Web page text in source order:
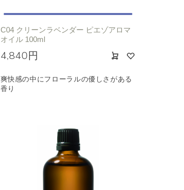
C04 クリーンラベンダー ピエゾアロマ
オイル 100ml
4,840円
爽快感の中にフローラルの優しさがある
香り